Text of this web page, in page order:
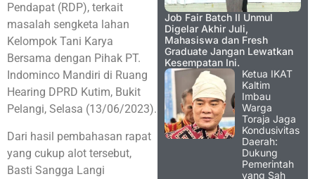
Pendapat (RDP), terkait
masalah sengketa lahan
Kelompok Tani Karya
Bersama dengan Pihak PT.
Indominco Mandiri di Ruang
Hearing DPRD Kutim, Bukit
Pelangi, Selasa (13/06/2023).
Dari hasil pembahasan rapat
yang cukup alot tersebut,
Basti Sangga Langi
Job Fair Batch II Unmul
Digelar Akhir Juli,
Mahasiswa dan Fresh
Graduate Jangan Lewatkan
Kesempatan Ini.
Ketua IKAT
Kaltim
Imbau
Warga
Toraja Jaga
Kondusivitas
Daerah:
Dukung
Pemerintah
yang Sah